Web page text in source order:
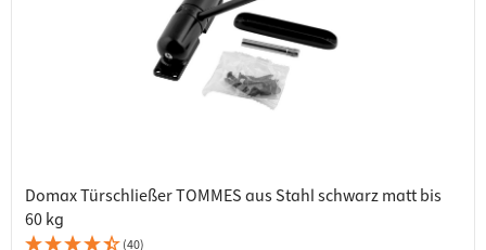
Domax Türschließer TOMMES aus Stahl schwarz matt bis
60 kg
(40)